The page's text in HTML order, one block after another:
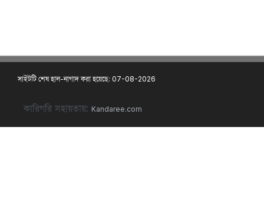
সাইটটি শেষ হাল-নাগাদ করা হয়েছে: 07-08-2026
কারিগরি সহায়তায়: Kandaree.com